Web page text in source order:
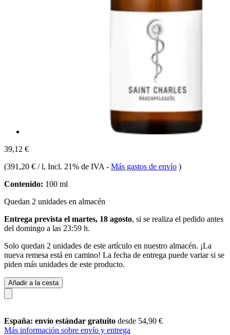
39,12 €
(391,20 € / l, Incl. 21% de IVA - Más gastos de envío )
Contenido: 100 ml
Quedan 2 unidades en almacén
Entrega prevista el martes, 18 agosto, si se realiza el pedido antes
del domingo a las 23:59 h.
Solo quedan 2 unidades de este artículo en nuestro almacén. ¡La
nueva remesa está en camino! La fecha de entrega puede variar si se
piden más unidades de este producto.
Añadir a la cesta
España: envío estándar gratuito desde 54,90 €
Más información sobre envío y entrega